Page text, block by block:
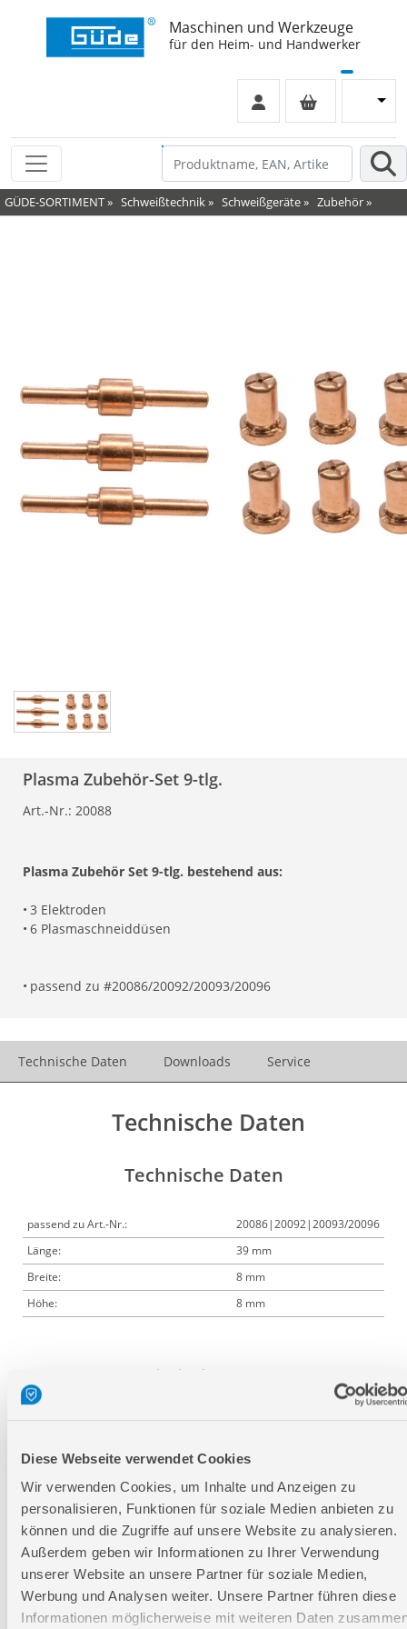
Diese Webseite verwendet Cookies
Wir verwenden Cookies, um Inhalte und Anzeigen zu
personalisieren, Funktionen für soziale Medien anbieten zu
können und die Zugriffe auf unsere Website zu analysieren.
Außerdem geben wir Informationen zu Ihrer Verwendung
unserer Website an unsere Partner für soziale Medien,
Werbung und Analysen weiter. Unsere Partner führen diese
Informationen möglicherweise mit weiteren Daten
Maschinen und Werkzeuge
für den Heim- und Handwerker
GÜDE-SORTIMENT» Schweißtechnik» Schweißgeräte» Zubehör»
Plasma Zubehör-Set 9-tlg.
Art.-Nr.: 20088
Plasma Zubehör Set 9-tlg. bestehend aus:
• 3 Elektroden
• 6 Plasmaschneiddüsen
• passend zu #20086/20092/20093/20096
Technische Daten Downloads Service
Technische Daten
Technische Daten
passend zu Art.-Nr.:
20086|20092|20093/20096
Länge:
39 mm
Breite:
8 mm
Höhe:
8 mm
Logistische Daten
Länge
Höhe
20 mm
Nettogewicht:
0,04 kg
Bruttogewicht:
0,06 kg
GTIN:
4015671324382